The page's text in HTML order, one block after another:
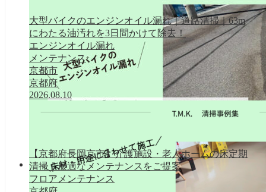
清掃事例集
大型バイクのエンジンオイル漏れ｜道路清掃｜63m
にわたる油汚れを3日間かけて除去！
エンジンオイル漏れ
メンテナンス
京都市
京都府
2026.08.10
【京都府長岡京市】介護施設・老人ホームの床定期
清掃｜最適なメンテナンスをご提案
フロアメンテナンス